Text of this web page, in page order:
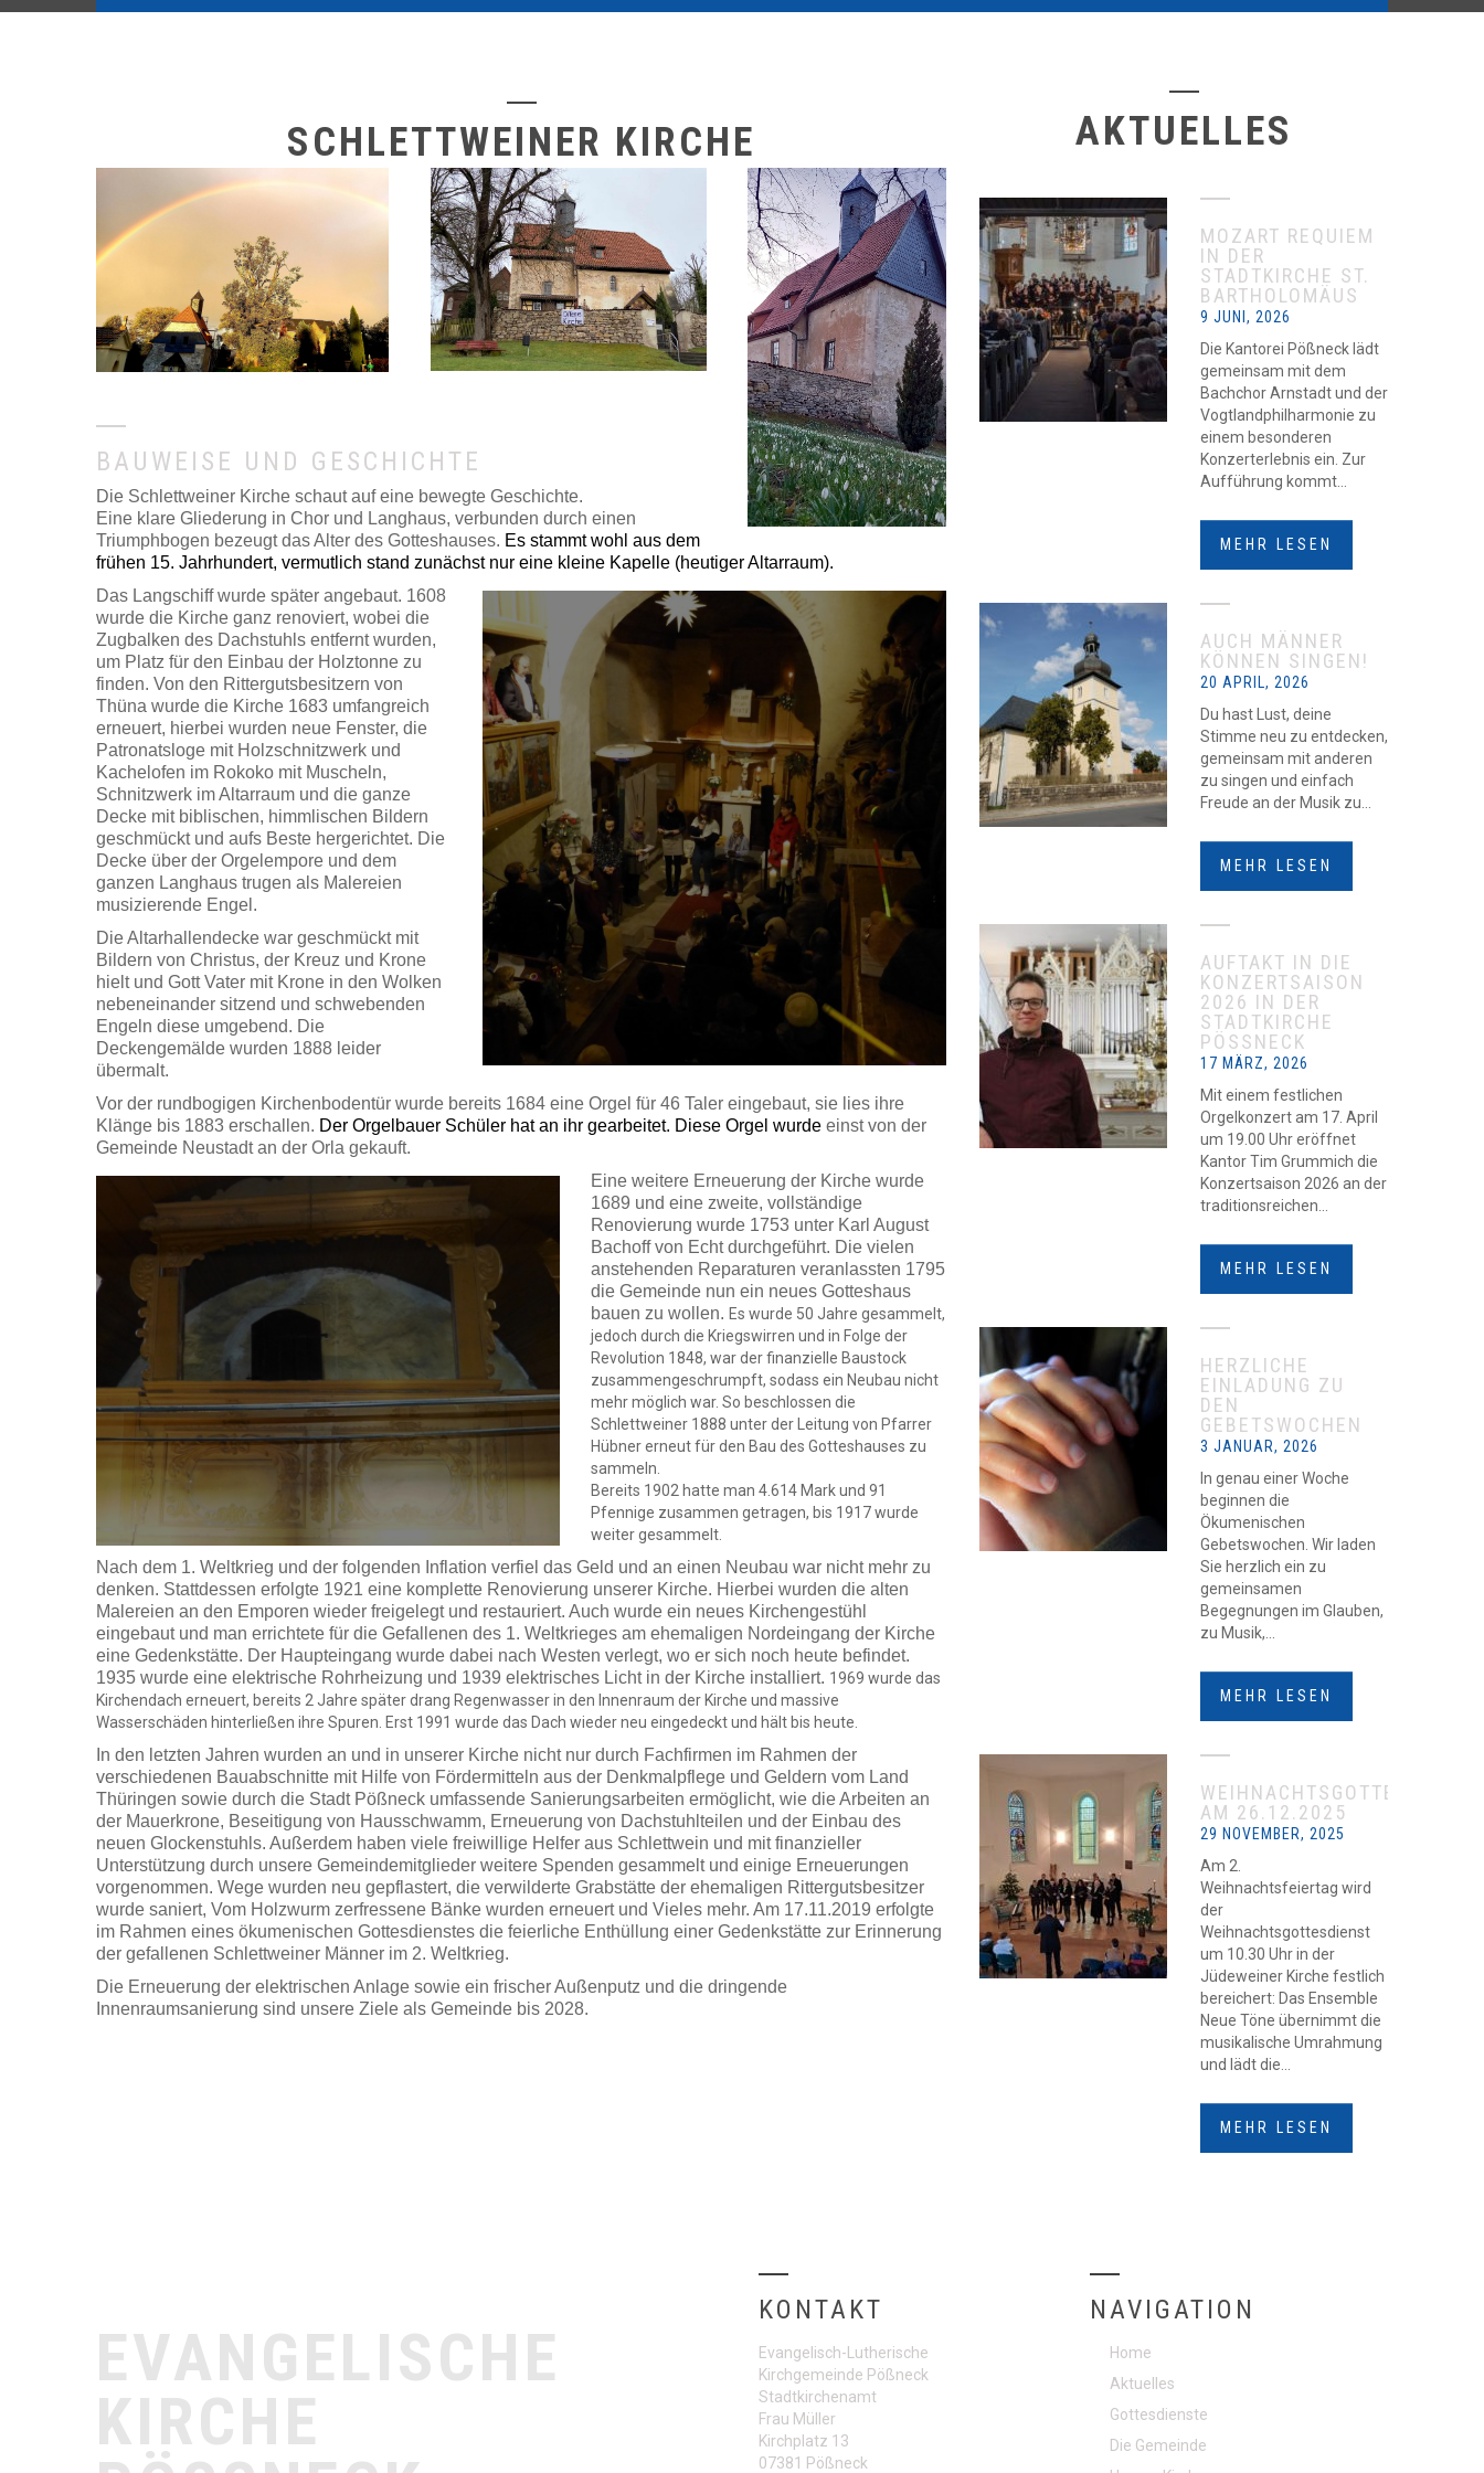
SCHLETTWEINER KIRCHE
BAUWEISE UND GESCHICHTE
Die Schlettweiner Kirche schaut auf eine bewegte Geschichte.
Eine klare Gliederung in Chor und Langhaus, verbunden durch einen
Triumphbogen bezeugt das Alter des Gotteshauses. Es stammt wohl aus dem
frühen 15. Jahrhundert, vermutlich stand zunächst nur eine kleine Kapelle (heutiger Altarraum).
Das Langschiff wurde später angebaut. 1608
wurde die Kirche ganz renoviert, wobei die
Zugbalken des Dachstuhls entfernt wurden,
um Platz für den Einbau der Holztonne zu
finden. Von den Rittergutsbesitzern von
Thüna wurde die Kirche 1683 umfangreich
erneuert, hierbei wurden neue Fenster, die
Patronatsloge mit Holzschnitzwerk und
Kachelofen im Rokoko mit Muscheln,
Schnitzwerk im Altarraum und die ganze
Decke mit biblischen, himmlischen Bildern
geschmückt und aufs Beste hergerichtet. Die
Decke über der Orgelempore und dem
ganzen Langhaus trugen als Malereien
musizierende Engel.
Die Altarhallendecke war geschmückt mit
Bildern von Christus, der Kreuz und Krone
hielt und Gott Vater mit Krone in den Wolken
nebeneinander sitzend und schwebenden
Engeln diese umgebend. Die
Deckengemälde wurden 1888 leider
übermalt.
Vor der rundbogigen Kirchenbodentür wurde bereits 1684 eine Orgel für 46 Taler eingebaut, sie lies ihre
Klänge bis 1883 erschallen. Der Orgelbauer Schüler hat an ihr gearbeitet. Diese Orgel wurde einst von der
Gemeinde Neustadt an der Orla gekauft.
Eine weitere Erneuerung der Kirche wurde
1689 und eine zweite, vollständige
Renovierung wurde 1753 unter Karl August
Bachoff von Echt durchgeführt. Die vielen
anstehenden Reparaturen veranlassten 1795
die Gemeinde nun ein neues Gotteshaus
bauen zu wollen. Es wurde 50 Jahre gesammelt,
jedoch durch die Kriegswirren und in Folge der
Revolution 1848, war der finanzielle Baustock
zusammengeschrumpft, sodass ein Neubau nicht
mehr möglich war. So beschlossen die
Schlettweiner 1888 unter der Leitung von Pfarrer
Hübner erneut für den Bau des Gotteshauses zu
sammeln.
Bereits 1902 hatte man 4.614 Mark und 91
Pfennige zusammen getragen, bis 1917 wurde
weiter gesammelt.
Nach dem 1. Weltkrieg und der folgenden Inflation verfiel das Geld und an einen Neubau war nicht mehr zu
denken. Stattdessen erfolgte 1921 eine komplette Renovierung unserer Kirche. Hierbei wurden die alten
Malereien an den Emporen wieder freigelegt und restauriert. Auch wurde ein neues Kirchengestühl
eingebaut und man errichtete für die Gefallenen des 1. Weltkrieges am ehemaligen Nordeingang der Kirche
eine Gedenkstätte. Der Haupteingang wurde dabei nach Westen verlegt, wo er sich noch heute befindet.
1935 wurde eine elektrische Rohrheizung und 1939 elektrisches Licht in der Kirche installiert. 1969 wurde das
Kirchendach erneuert, bereits 2 Jahre später drang Regenwasser in den Innenraum der Kirche und massive
Wasserschäden hinterließen ihre Spuren. Erst 1991 wurde das Dach wieder neu eingedeckt und hält bis heute.
In den letzten Jahren wurden an und in unserer Kirche nicht nur durch Fachfirmen im Rahmen der
verschiedenen Bauabschnitte mit Hilfe von Fördermitteln aus der Denkmalpflege und Geldern vom Land
Thüringen sowie durch die Stadt Pößneck umfassende Sanierungsarbeiten ermöglicht, wie die Arbeiten an
der Mauerkrone, Beseitigung von Hausschwamm, Erneuerung von Dachstuhlteilen und der Einbau des
neuen Glockenstuhls. Außerdem haben viele freiwillige Helfer aus Schlettwein und mit finanzieller
Unterstützung durch unsere Gemeindemitglieder weitere Spenden gesammelt und einige Erneuerungen
vorgenommen. Wege wurden neu gepflastert, die verwilderte Grabstätte der ehemaligen Rittergutsbesitzer
wurde saniert, Vom Holzwurm zerfressene Bänke wurden erneuert und Vieles mehr. Am 17.11.2019 erfolgte
im Rahmen eines ökumenischen Gottesdienstes die feierliche Enthüllung einer Gedenkstätte zur Erinnerung
der gefallenen Schlettweiner Männer im 2. Weltkrieg.
Die Erneuerung der elektrischen Anlage sowie ein frischer Außenputz und die dringende
Innenraumsanierung sind unsere Ziele als Gemeinde bis 2028.
AKTUELLES
MOZART REQUIEM
IN DER
STADTKIRCHE ST.
BARTHOLOMÄUS
9 JUNI, 2026
Die Kantorei Pößneck lädt
gemeinsam mit dem
Bachchor Arnstadt und der
Vogtlandphilharmonie zu
einem besonderen
Konzerterlebnis ein. Zur
Aufführung kommt...
MEHR LESEN
AUCH MÄNNER
KÖNNEN SINGEN!
20 APRIL, 2026
Du hast Lust, deine
Stimme neu zu entdecken,
gemeinsam mit anderen
zu singen und einfach
Freude an der Musik zu...
MEHR LESEN
AUFTAKT IN DIE
KONZERTSAISON
2026 IN DER
STADTKIRCHE
PÖSSNECK
17 MÄRZ, 2026
Mit einem festlichen
Orgelkonzert am 17. April
um 19.00 Uhr eröffnet
Kantor Tim Grummich die
Konzertsaison 2026 an der
traditionsreichen...
MEHR LESEN
HERZLICHE
EINLADUNG ZU
DEN
GEBETSWOCHEN
3 JANUAR, 2026
In genau einer Woche
beginnen die
Ökumenischen
Gebetswochen. Wir laden
Sie herzlich ein zu
gemeinsamen
Begegnungen im Glauben,
zu Musik,...
MEHR LESEN
WEIHNACHTSGOTTESDIENST
AM 26.12.2025
29 NOVEMBER, 2025
Am 2.
Weihnachtsfeiertag wird
der
Weihnachtsgottesdienst
um 10.30 Uhr in der
Jüdeweiner Kirche festlich
bereichert: Das Ensemble
Neue Töne übernimmt die
musikalische Umrahmung
und lädt die...
MEHR LESEN
EVANGELISCHE
KIRCHE
KONTAKT
Evangelisch-Lutherische
Kirchgemeinde Pößneck
Stadtkirchenamt
Frau Müller
Kirchplatz 13
07381 Pößneck
NAVIGATION
Home
Aktuelles
Gottesdienste
Die Gemeinde